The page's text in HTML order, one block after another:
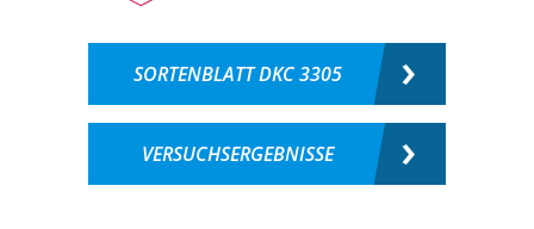
SORTENBLATT DKC 3305
VERSUCHSERGEBNISSE